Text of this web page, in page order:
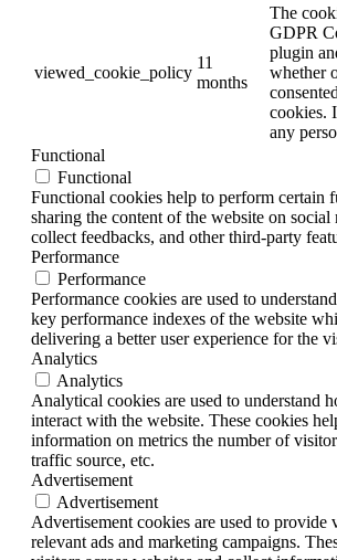
viewed_cookie_policy
11
months
The
GDPR
plugin
whether
cookies.
any
Functional
Functional
Functional cookies help to perform certain
sharing the content of the website on social
collect feedbacks, and other third-party
Performance
Performance
Performance cookies are used to
key performance indexes of the website
delivering a better user experience for the
Analytics
Analytics
Analytical cookies are used to understand
interact with the website. These cookies
information on metrics the number of
traffic source, etc.
Advertisement
Advertisement
Advertisement cookies are used to provide
relevant ads and marketing campaigns.